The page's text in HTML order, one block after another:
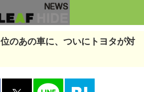
のあの車に、ついにトヨタが対